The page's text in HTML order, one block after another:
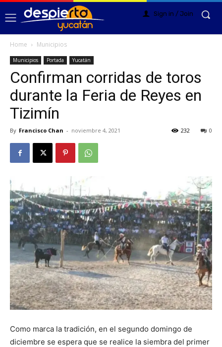
Sign in / Join
Home Municipios
Municipios Portada Yucatán
Confirman corridas de toros
durante la Feria de Reyes en
Tizimín
By Francisco Chan - noviembre 4, 2021 0
232
Como marca la tradición, en el segundo domingo de
diciembre se espera que se realice la siembra del primer